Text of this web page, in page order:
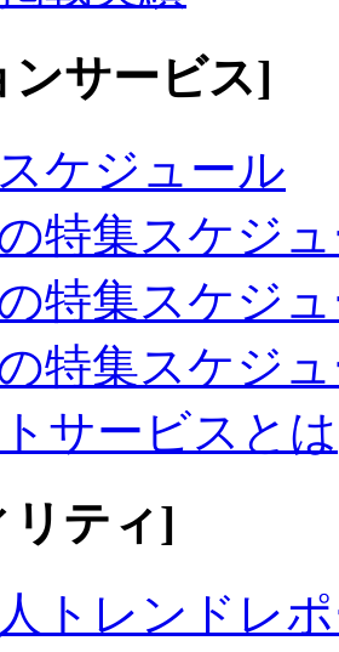
ンサービス]
ケジュール
特集スケジ
特集スケジ
特集スケジ
サービスとは
リティ]
トレンドレ